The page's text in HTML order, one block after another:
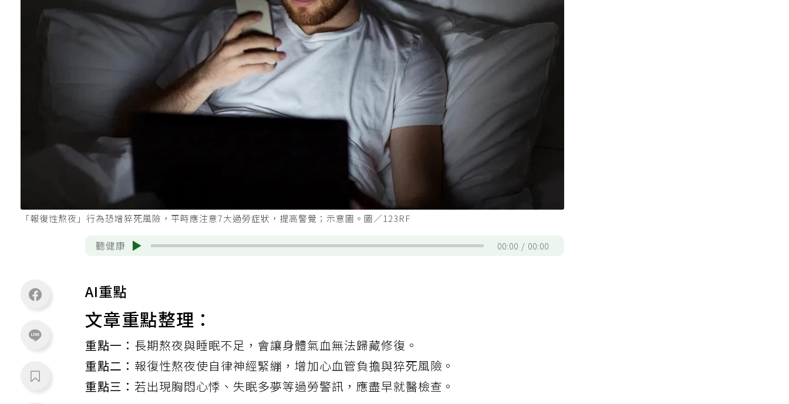
「報復性熬夜」行為恐增猝死風險，平時應注意7大過勞症狀，提高警覺；示意圖。圖／123RF
聽健康 00:00 00:00
AI重點
文章重點整理：
重點一： 長期熬夜與睡眠不足，會讓身體氣血無法歸藏修復。
重點二： 報復性熬夜使自律神經緊繃，增加心血管負擔與猝死風險。
重點三： 若出現胸悶心悸、失眠多夢等過勞警訊，應盡早就醫檢查。